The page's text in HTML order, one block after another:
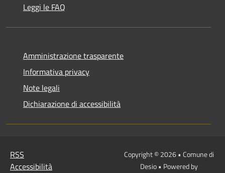
Leggi le FAQ
Amministrazione trasparente
Informativa privacy
Note legali
Dichiarazione di accessibilità
RSS
Accessibilità
Copyright © 2026 • Comune di
Desio • Powered by